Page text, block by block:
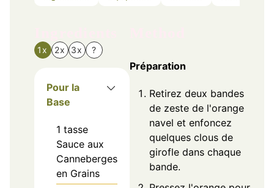
1x 2x 3x ?
Pour la
Base
1 tasse
Sauce aux
Canneberges
en Grains
Préparation
Retirez deux bandes
de zeste de l'orange
navel et enfoncez
quelques clous de
girofle dans chaque
bande.